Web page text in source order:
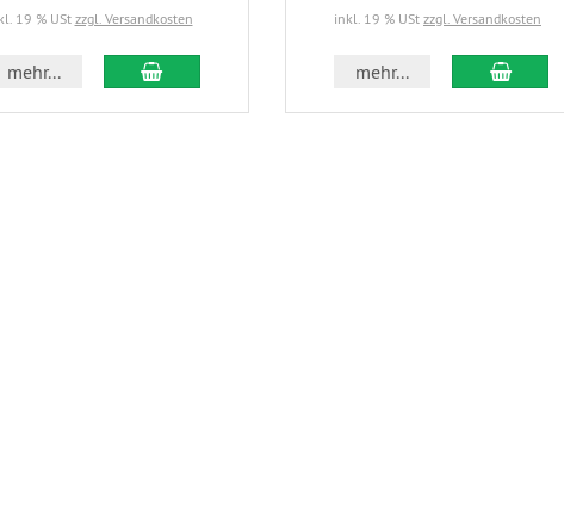
19 % USt zzgl. Versandkosten
mehr...
inkl. 19 % USt zzgl. Versandkosten
mehr...